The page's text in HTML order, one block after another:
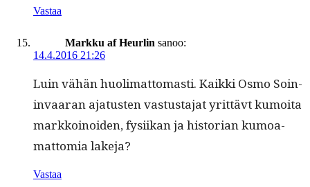
Vastaa
Markku af Heurlin sanoo:
14.4.2016 21:26
Luin vähän huoli­mat­tomasti. Kaik­ki Osmo Soin­
in­vaaran aja­tusten vas­tus­ta­jat yrit­tävt kumoi­ta
markkoinoiden, fysi­ikan ja his­to­ri­an kumoa­
mat­to­mia lakeja?
Vastaa